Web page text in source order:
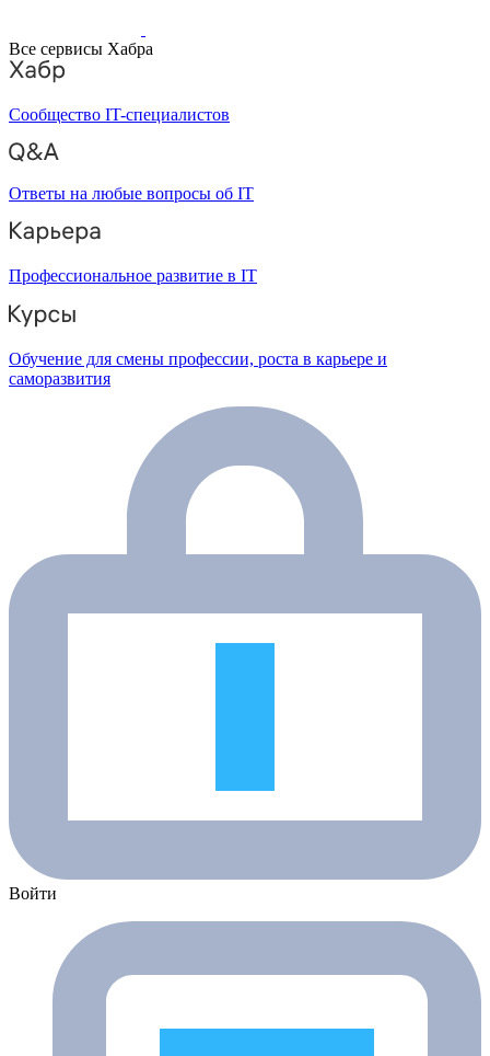
Все сервисы Хабра
Сообщество IT-специалистов
Ответы на любые вопросы об IT
Профессиональное развитие в IT
Обучение для смены профессии, роста в карьере и
саморазвития
Войти